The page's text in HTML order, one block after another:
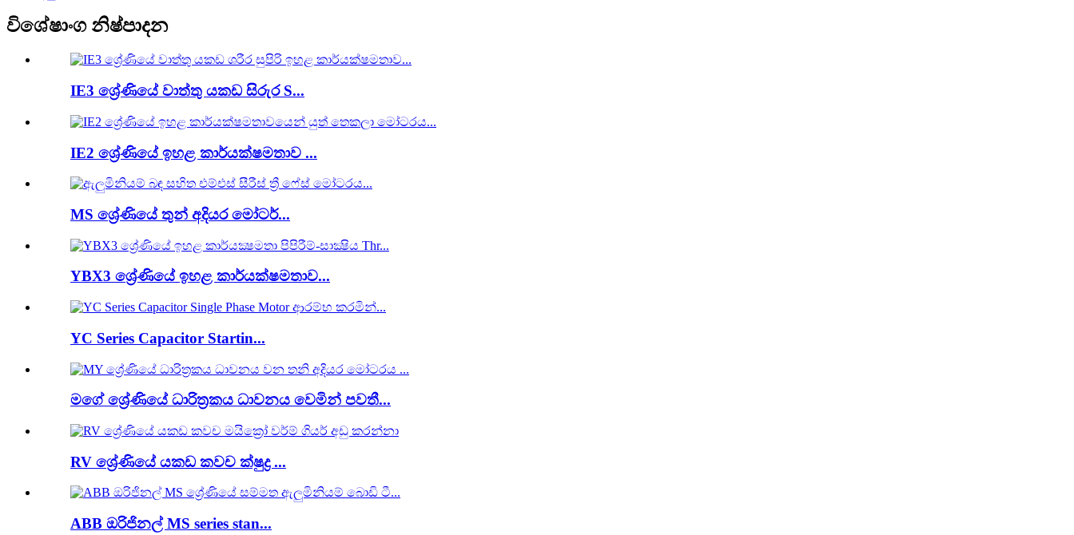
විශේෂාංග නිෂ්පාදන
IE3 ශ්‍රේණියේ වාත්තු යකඩ සිරුර S...
IE2 ශ්‍රේණියේ ඉහළ කාර්යක්ෂමතාව ...
MS ශ්‍රේණියේ තුන් අදියර මෝටර්...
YBX3 ශ්‍රේණියේ ඉහළ කාර්යක්ෂමතාව...
YC Series Capacitor Startin...
මගේ ශ්‍රේණියේ ධාරිත්‍රකය ධාවනය වෙමින් පවතී...
RV ශ්‍රේණියේ යකඩ කවච ක්ෂුද්‍ර ...
ABB ඔරිජිනල් MS series stan...